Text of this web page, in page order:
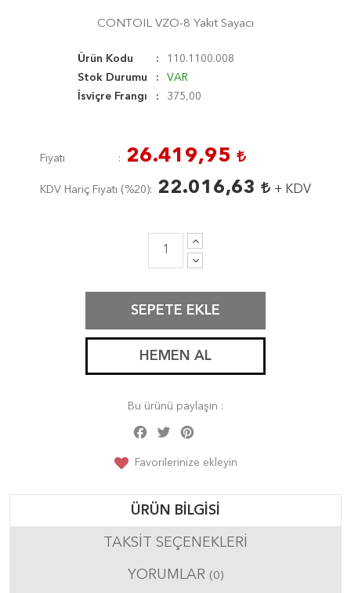
CONTOIL VZO-8 Yakıt Sayacı
Ürün Kodu
110.1100.008
Stok Durumu
VAR
İsviçre Frangı
375,00
Fiyatı 26.419,95
KDV Hariç Fiyatı ( %20 ) 22.016,63 + KDV
SEPETE EKLE
HEMEN AL
Bu ürünü paylaşın :
Facebook
Twitter
Favorilerinize ekleyin
ÜRÜN BILGISI
TAKSIT SEÇENEKLERI
YORUMLAR (0)